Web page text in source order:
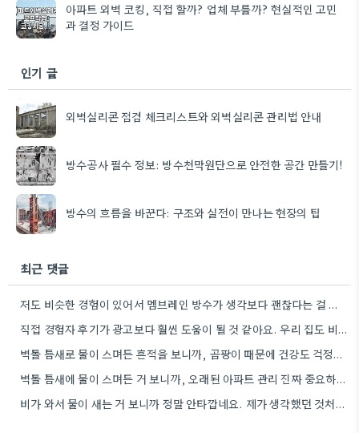
아파트 외벽 코킹, 직접 할까? 업체 부를까? 현실적인 고민
과 결정 가이드
인기 글
외벽실리콘 점검 체크리스트와 외벽실리콘 관리법 안내
방수공사 필수 정보: 방수천막원단으로 안전한 공간 만들기!
방수의 흐름을 바꾼다: 구조와 실전이 만나는 현장의 팁
최근 댓글
저도 비슷한 경험이 있어서 멤브레인 방수가 생각보다 괜찮다는 걸 알게 됐어요. 특히 옥상 구조가 복잡할…
직접 경험자 후기가 광고보다 훨씬 도움이 될 것 같아요. 우리 집도 비슷한 경험이 있어서, 전문가의…
벽돌 틈새로 물이 스며든 흔적을 보니까, 곰팡이 때문에 건강도 걱정될 뻔했어요.
벽돌 틈새에 물이 스며든 거 보니까, 오래된 아파트 관리 진짜 중요하네요.
비가 와서 물이 새는 거 보니까 정말 안타깝네요. 제가 생각했던 것처럼 꼼꼼하게 하지 않으면 큰일이…